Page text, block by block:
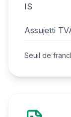
IS
Assujetti
Seuil de